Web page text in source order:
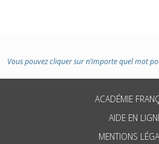
Vous pouvez cliquer sur n’importe quel mot
ACADÉMIE
AIDE EN
MENTIONS